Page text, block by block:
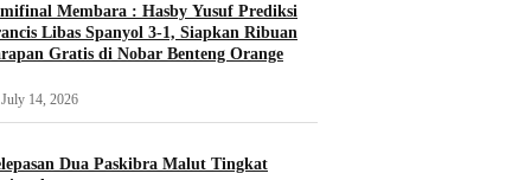
Membara : Hasby Yusuf Prediksi
Libas Spanyol 3-1, Siapkan Ribuan
Gratis di Nobar Benteng Orange
July 14, 2026
Dua Paskibra Malut Tingkat